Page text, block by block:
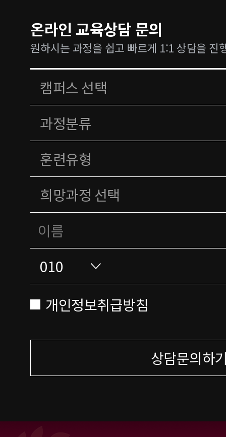
온라인 교육상담 문의
원하시는 과정을 쉽고 빠르게 1:1 상담을 진
개인정보취급방침
상담문의하